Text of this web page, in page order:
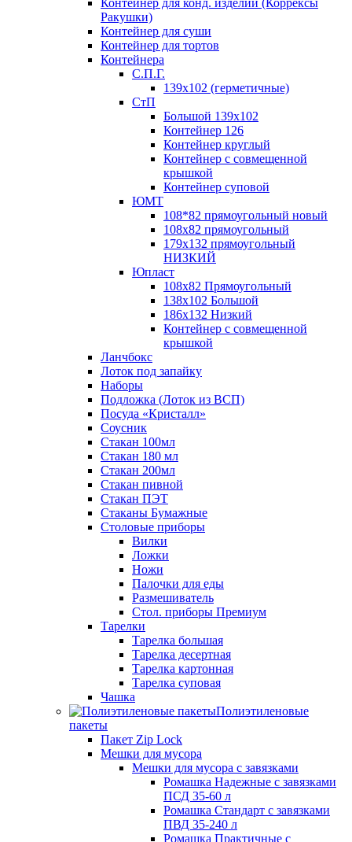
Ракушки)
Контейнер для суши
Контейнер для тортов
Контейнера
С.П.Г.
139х102 (герметичные)
СтП
Большой 139х102
Контейнер 126
Контейнер круглый
Контейнер с совмещенной
крышкой
Контейнер суповой
ЮМТ
108*82 прямоугольный новый
108х82 прямоугольный
179х132 прямоугольный
НИЗКИЙ
Юпласт
108х82 Прямоугольный
138х102 Большой
186х132 Низкий
Контейнер с совмещенной
крышкой
Ланчбокс
Лоток под запайку
Наборы
Подложка (Лоток из ВСП)
Посуда «Кристалл»
Соусник
Стакан 100мл
Стакан 180 мл
Стакан 200мл
Стакан пивной
Стакан ПЭТ
Стаканы Бумажные
Столовые приборы
Вилки
Ложки
Ножи
Палочки для еды
Размешиватель
Стол. приборы Премиум
Тарелки
Тарелка большая
Тарелка десертная
Тарелка картонная
Тарелка суповая
Чашка
Полиэтиленовые
пакеты
Пакет Zip Lock
Мешки для мусора
Мешки для мусора с завязками
Ромашка Надежные с завязками
ПСД 35-60 л
Ромашка Стандарт с завязками
ПВД 35-240 л
Ромашка Практичные с